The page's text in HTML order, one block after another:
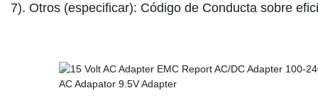
7). Otros (especificar): Código de Conducta sobre